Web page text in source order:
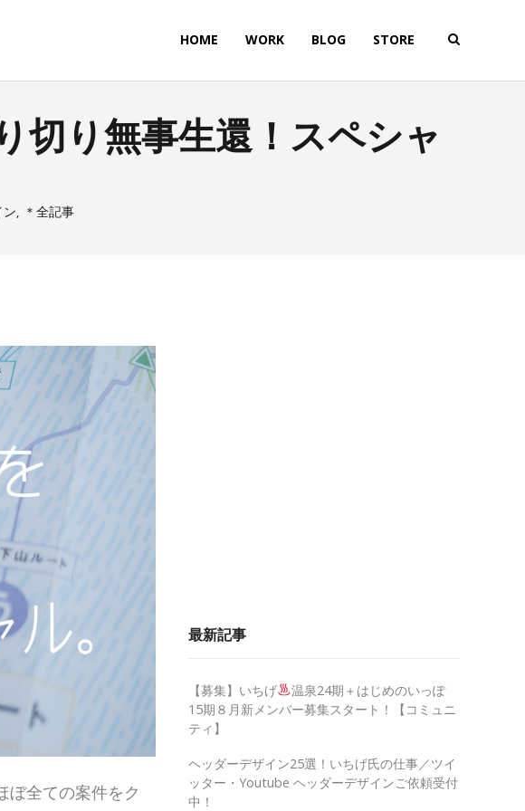
HOME WORK BLOG STORE
切り無事生還！スペシャ
ン, ＊全記事
ぼ全ての案件をク
最新記事
【募集】いちげ
温泉24期＋はじめのいっぽ
15期８月新メンバー募集スタート！【コミュニ
ティ】
ヘッダーデザイン25選！いちげ氏の仕事／ツイ
ッター・Youtube ヘッダーデザインご依頼受付
中！